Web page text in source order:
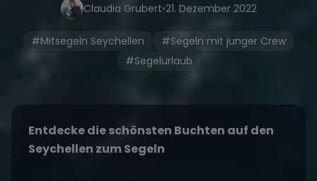
Claudia Grubert•21. Dezember 2022
#Mitsegeln Seychellen
#Segeln mit junger Crew
#Segelurlaub
Entdecke die schönsten Buchten auf den
Seychellen zum Segeln